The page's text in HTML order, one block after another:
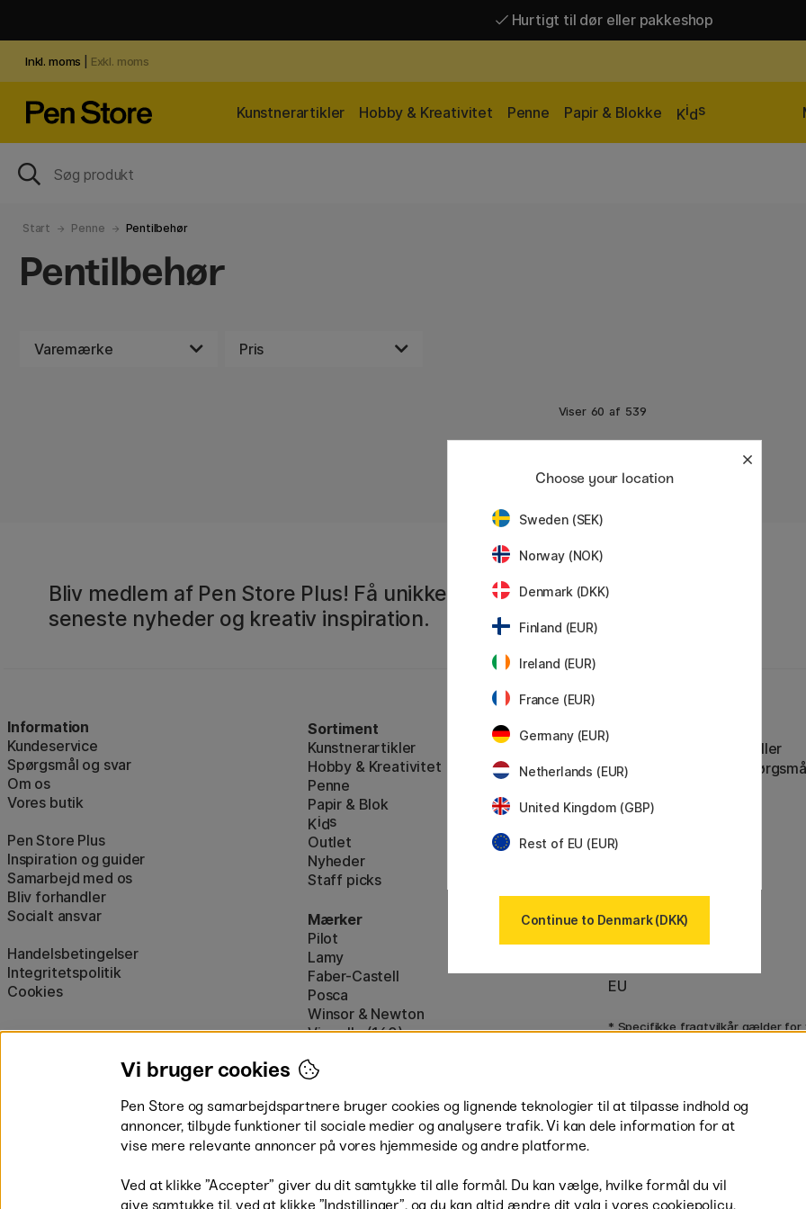
Hurtigt til dør eller pakkeshop
Inkl. moms Exkl. moms
Kunstnerartikler Hobby & Kreativitet Penne Papir & Blokke Kids
Start Penne Pentilbehør
Pentilbehør
Varemærke Pris
Viser 60 af 539
Forrige 1 2 3 4 5 6 7 8
Bliv medlem af Pen Store Plus! Få unikke tilbud, de
seneste nyheder og kreativ inspiration.
Information
Kundeservice
Spørgsmål og svar
Om os
Vores butik
Pen Store Plus
Inspiration og guider
Samarbejd med os
Bliv forhandler
Socialt ansvar
Handelsbetingelser
Integritetspolitik
Cookies
Sortiment
Kunstnerartikler
Hobby & Kreativitet
Penne
Papir & Blok
Kids
Outlet
Nyheder
Staff picks
Mærker
Pilot
Lamy
Faber-Castell
Posca
Winsor & Newton
Visa alle (160)
via e-mail eller
telefon, hvis du har
Vores markeder
Norge
Holland
Tyskland
EU
* Specifikke fragtvilkårgælder for
Betal nemt og sikkert
Choose your location
Sweden (SEK)
Norway (NOK)
Denmark (DKK)
Finland (EUR)
Ireland (EUR)
France (EUR)
Germany (EUR)
Netherlands (EUR)
United Kingdom (GBP)
Rest of EU (EUR)
Continue to Denmark (DKK)
Vi bruger cookies
Pen Store og samarbejdspartnere bruger cookies og lignende teknologier til at tilpasse indhold og
annoncer, tilbyde funktioner til sociale medier og analysere trafik. Vi kan dele information for at
vise mere relevante annoncer på vores hjemmeside og andre platforme.
Ved at klikke ”Accepter” giver du dit samtykke til alle formål. Du kan vælge, hvilke formål du vil
give samtykke til, ved at klikke ”Indstillinger”, og du kan altid ændre dit valg i vores cookiepolicy.